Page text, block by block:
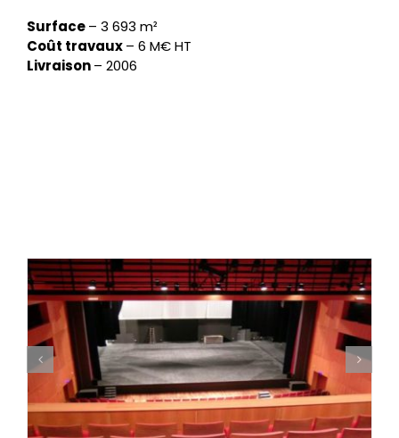
Surface– 3 693 m²
Coût travaux– 6 M€ HT
Livraison– 2006